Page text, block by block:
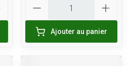
Ajouter au panier